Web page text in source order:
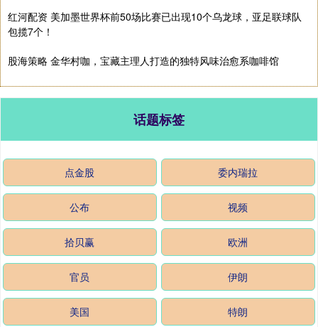
红河配资 美加墨世界杯前50场比赛已出现10个乌龙球，亚足联球队
包揽7个！
股海策略 金华村咖，宝藏主理人打造的独特风味治愈系咖啡馆
话题标签
点金股 委内瑞拉
公布 视频
拾贝赢 欧洲
官员 伊朗
美国 特朗